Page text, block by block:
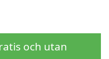
och utan